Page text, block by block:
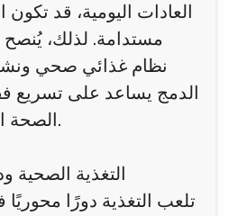
العادات اليومية، قد تكون
مستدامة. لذلك، يُنصح
نظام غذائي صحي
الدمج يساعد على تسريع
الصحة العامة بشكل ملحوظ.
التغذية الصحية
تلعب التغذية دورًا